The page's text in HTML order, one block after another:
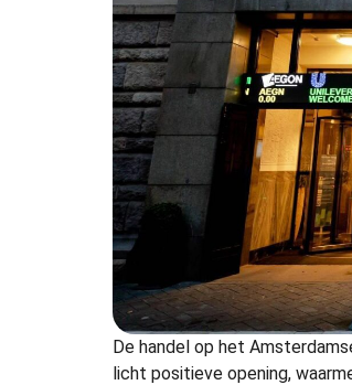
De handel op het
licht positieve opening,